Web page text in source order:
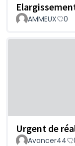
AMMEUX 0
Urgent de
Avancer44